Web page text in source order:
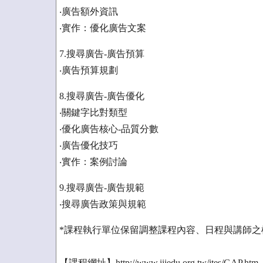
‧廣告額外資訊
‧實作：優化廣告文案
7.搜尋廣告-廣告預算
‧廣告預算規劃
8.搜尋廣告-廣告優化
‧關鍵字比對類型
‧優化廣告核心-品質分數
‧廣告優化技巧
‧實作：案例討論
9.搜尋廣告-廣告規範
‧搜尋廣告政策與規範
*課程執行單位保留調整課程內容、日程與講師之